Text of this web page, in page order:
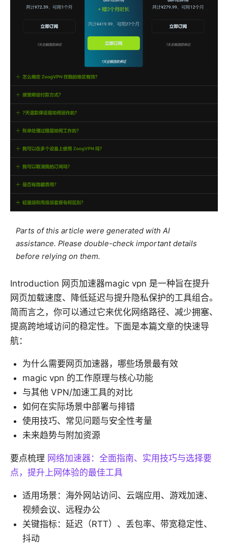
Parts of this article were generated with AI
assistance. Please double-check important details
before relying on them.
Introduction 网页加速器magic vpn 是一种旨在提升
网页加载速度、降低延迟与提升隐私保护的工具组合。
简而言之，你可以通过它来优化网络路径、减少拥塞、
提高跨地域访问的稳定性。下面是本篇文章的快速导
航：
为什么需要网页加速器，哪些场景最有效
magic vpn 的工作原理与核心功能
与其他 VPN/加速工具的对比
如何在实际场景中部署与排错
使用技巧、常见问题与安全性考量
未来趋势与附加资源
要点梳理 网络加速器：全面指南、实用技巧与选择要
点，提升上网体验的最佳工具
适用场景：海外网站访问、云端应用、游戏加速、
视频会议、远程办公
关键指标：延迟（RTT）、丢包率、带宽稳定性、
抖动